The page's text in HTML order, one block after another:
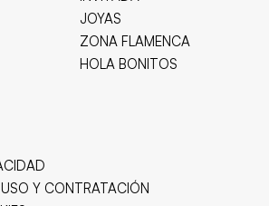
JOYAS
ZONA FLAMENCA
HOLA BONITOS
Y CONTRATACIÓN